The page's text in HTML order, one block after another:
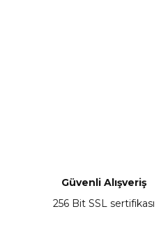
Güvenli Alışveriş
256 Bit SSL sertifikası